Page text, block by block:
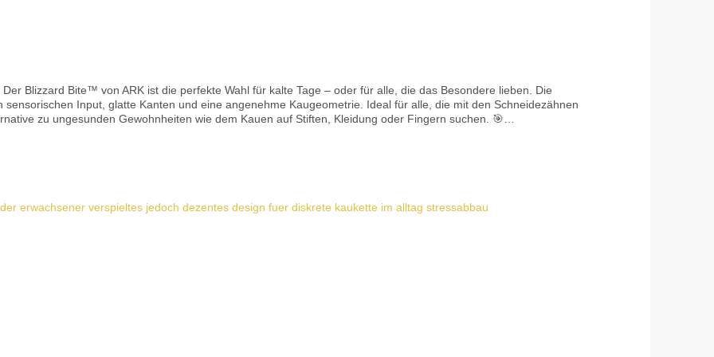
Blizzard Bite™ von ARK ist die perfekte Wahl für kalte Tage – oder für alle, die das Besondere lieben. Die
Input, glatte Kanten und eine angenehme Kaugeometrie. Ideal für alle, die mit den Schneidezähnen
zu ungesunden Gewohnheiten wie dem Kauen auf Stiften, Kleidung oder Fingern suchen. 🎯
(hart) – für starkes, intensives Kauen Je häufiger und kräftiger gekaut wird, desto härter sollte der Härtegrad
aldehydfreiem